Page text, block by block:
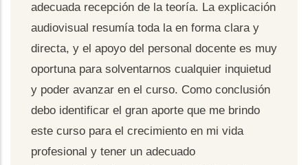
adecuada recepción de la teoría. La explicación
audiovisual resumía toda la en forma clara y
directa, y el apoyo del personal docente es muy
oportuna para solventarnos cualquier inquietud
y poder avanzar en el curso. Como conclusión
debo identificar el gran aporte que me brindo
este curso para el crecimiento en mi vida
profesional y tener un adecuado